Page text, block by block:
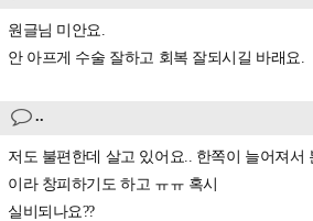
원글님 미안요.
안 아프게 수술 잘하고 회복 잘되시길 바래요.
..
저도 불편한데 살고 있어요.. 한쪽이 늘어져서
이라 창피하기도 하고 ㅠㅠ 혹시
실비되나요??